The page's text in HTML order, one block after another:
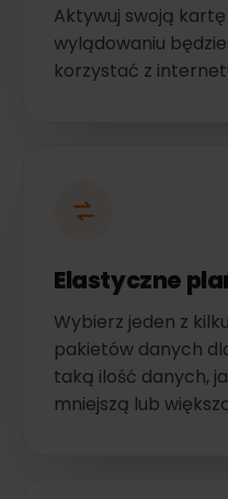
Aktywuj swoją
wylądowaniu
korzystać z
Elastyczne
Wybierz jeden z
pakietów danych
taką ilość danych,
mniejszą lub